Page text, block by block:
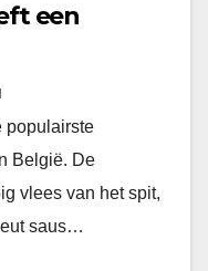
een
populairste
België. De
vlees van het spit,
saus…